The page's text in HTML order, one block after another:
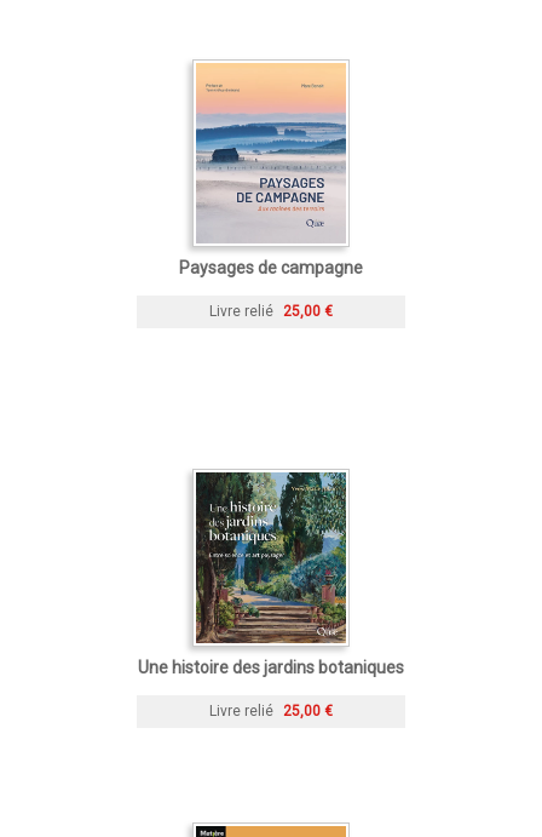
Paysages de campagne
Livre relié 25,00 €
Une histoire des jardins botaniques
Livre relié 25,00 €